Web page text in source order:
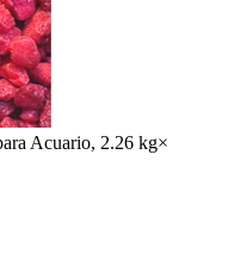
Acuario, 2.26 kg×